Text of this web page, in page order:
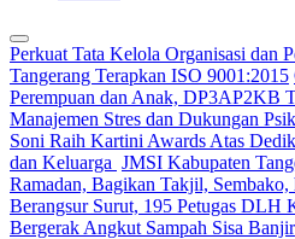
Perkuat Tata Kelola Organisasi dan
Tangerang Terapkan ISO 9001:2015
Perempuan dan Anak, DP3AP2KB
Manajemen Stres dan Dukungan
Soni Raih Kartini Awards Atas
dan Keluarga JMSI Kabupaten
Ramadan, Bagikan Takjil,
Berangsur Surut, 195 Petugas DLH
Bergerak Angkut Sampah Sisa Banjir